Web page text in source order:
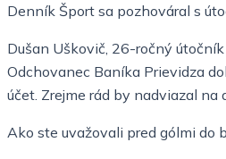
Denník Šport sa pozhováral s
Dušan Uškovič, 26-ročný
Odchovanec Baníka Prievidza
účet. Zrejme rád by nadviazal
Ako ste uvažovali pred gólmi do